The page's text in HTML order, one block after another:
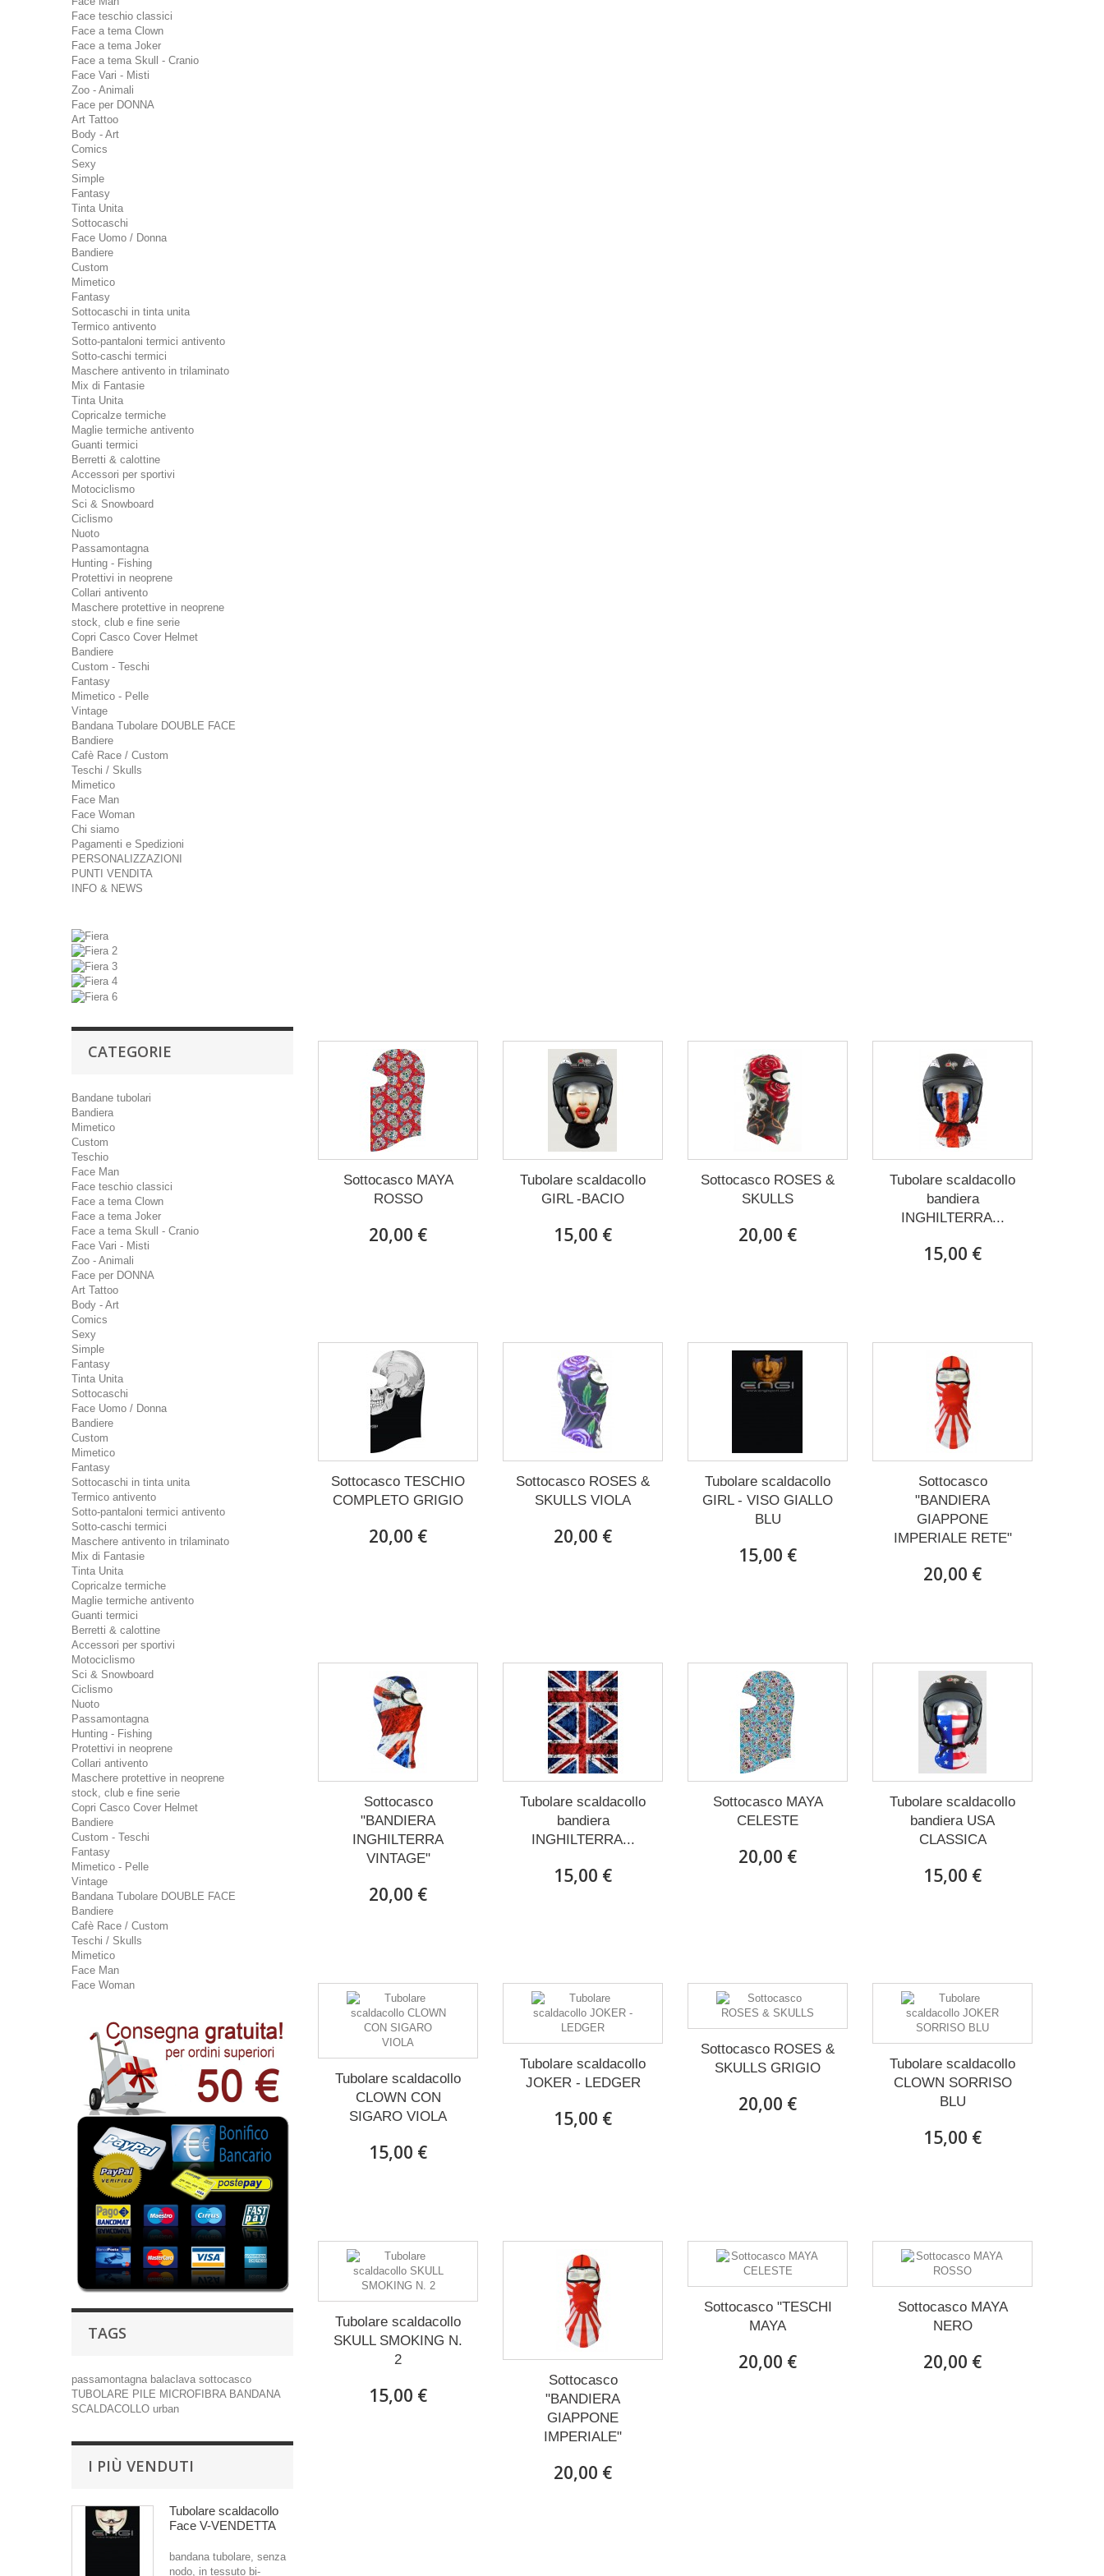
Face teschio classici
Face a tema Clown
Face a tema Joker
Face a tema Skull - Cranio
Face Vari - Misti
Zoo - Animali
Face per DONNA
Art Tattoo
Body - Art
Comics
Sexy
Simple
Fantasy
Tinta Unita
Sottocaschi
Face Uomo / Donna
Bandiere
Custom
Mimetico
Fantasy
Sottocaschi in tinta unita
Termico antivento
Sotto-pantaloni termici antivento
Sotto-caschi termici
Maschere antivento in trilaminato
Mix di Fantasie
Tinta Unita
Copricalze termiche
Maglie termiche antivento
Guanti termici
Berretti & calottine
Accessori per sportivi
Motociclismo
Sci & Snowboard
Ciclismo
Nuoto
Passamontagna
Hunting - Fishing
Protettivi in neoprene
Collari antivento
Maschere protettive in neoprene
stock, club e fine serie
Copri Casco Cover Helmet
Bandiere
Custom - Teschi
Fantasy
Mimetico - Pelle
Vintage
Bandana Tubolare DOUBLE FACE
Bandiere
Cafè Race / Custom
Teschi / Skulls
Mimetico
Face Man
Face Woman
Chi siamo
Pagamenti e Spedizioni
PERSONALIZZAZIONI
PUNTI VENDITA
INFO & NEWS
CATEGORIE
Bandane tubolari
Bandiera
Mimetico
Custom
Teschio
Face Man
Face teschio classici
Face a tema Clown
Face a tema Joker
Face a tema Skull - Cranio
Face Vari - Misti
Zoo - Animali
Face per DONNA
Art Tattoo
Body - Art
Comics
Sexy
Simple
Fantasy
Tinta Unita
Sottocaschi
Face Uomo / Donna
Bandiere
Custom
Mimetico
Fantasy
Sottocaschi in tinta unita
Termico antivento
Sotto-pantaloni termici antivento
Sotto-caschi termici
Maschere antivento in trilaminato
Mix di Fantasie
Tinta Unita
Copricalze termiche
Maglie termiche antivento
Guanti termici
Berretti & calottine
Accessori per sportivi
Motociclismo
Sci & Snowboard
Ciclismo
Nuoto
Passamontagna
Hunting - Fishing
Protettivi in neoprene
Collari antivento
Maschere protettive in neoprene
stock, club e fine serie
Copri Casco Cover Helmet
Bandiere
Custom - Teschi
Fantasy
Mimetico - Pelle
Vintage
Bandana Tubolare DOUBLE FACE
Bandiere
Cafè Race / Custom
Teschi / Skulls
Mimetico
Face Man
Face Woman
TAGS
passamontagna balaclava sottocasco
TUBOLARE PILE MICROFIBRA BANDANA
SCALDACOLLO urban
I PIÙ VENDUTI
Tubolare scaldacollo
Face V-VENDETTA
bandana tubolare, senza
nodo, in tessuto bi-
Sottocasco MAYA
ROSSO
20,00 €
Tubolare scaldacollo
GIRL -BACIO
15,00 €
Sottocasco ROSES &
SKULLS
20,00 €
Tubolare scaldacollo
bandiera
INGHILTERRA...
15,00 €
Sottocasco TESCHIO
COMPLETO GRIGIO
20,00 €
Sottocasco ROSES &
SKULLS VIOLA
20,00 €
Tubolare scaldacollo
GIRL - VISO GIALLO
BLU
15,00 €
Sottocasco
"BANDIERA
GIAPPONE
IMPERIALE RETE"
20,00 €
Sottocasco
"BANDIERA
INGHILTERRA
VINTAGE"
20,00 €
Tubolare scaldacollo
bandiera
INGHILTERRA...
15,00 €
Sottocasco MAYA
CELESTE
20,00 €
Tubolare scaldacollo
bandiera USA
CLASSICA
15,00 €
Tubolare scaldacollo
CLOWN CON
SIGARO VIOLA
15,00 €
Tubolare scaldacollo
JOKER - LEDGER
15,00 €
Sottocasco ROSES &
SKULLS GRIGIO
20,00 €
Tubolare scaldacollo
CLOWN SORRISO
BLU
15,00 €
Tubolare scaldacollo
SKULL SMOKING N.
2
15,00 €
Sottocasco
"BANDIERA
GIAPPONE
IMPERIALE"
20,00 €
Sottocasco "TESCHI
MAYA
20,00 €
Sottocasco MAYA
NERO
20,00 €